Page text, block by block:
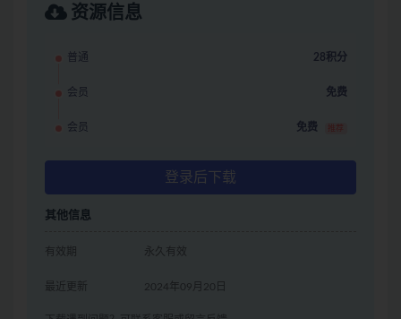
资源信息
普通 28积分
会员 免费
会员 免费 推荐
登录后下载
其他信息
有效期 永久有效
最近更新 2024年09月20日